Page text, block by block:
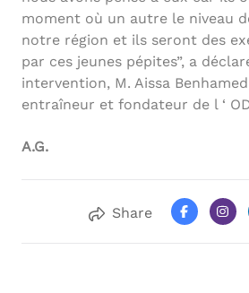
moment où un autre le niveau
notre région et ils seront des
par ces jeunes pépites”, a
intervention, M. Aissa
entraîneur et fondateur de l ‘
A.G.
Share